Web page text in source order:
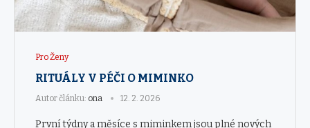
Pro Ženy
RITUÁLY V PÉČI O MIMINKO
Autor článku: ona 12. 2. 2026
První týdny a měsíce s miminkem jsou plné nových